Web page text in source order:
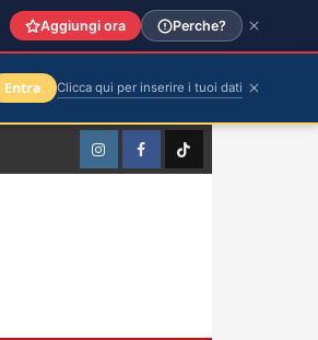
InstagramFacebookTikTok
Aggiungi ora Perche?
Entra Clicca qui per inserire i tuoi dati